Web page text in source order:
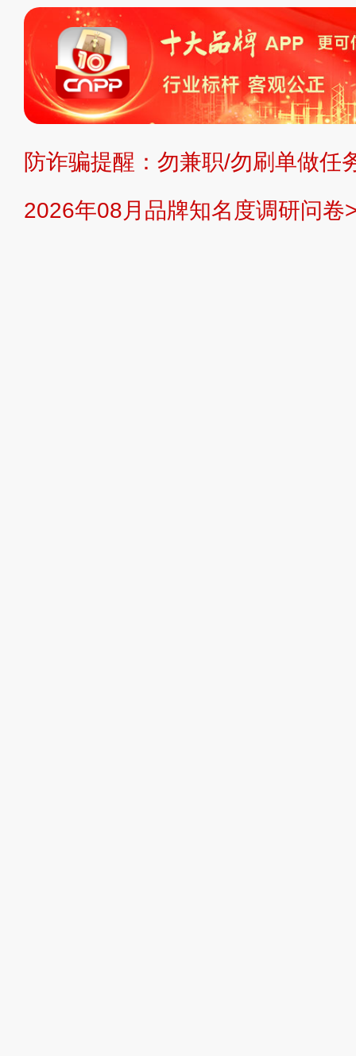
标、LOGO 等）知识产权归本站所
复制、转载、商用。本站不生产产
不代理、不招商、不提供中介服务。
持投资购买的观点或意见，页面信息
提交说明： 快速提交发布>> 提交品
防诈骗提醒：勿兼职/勿刷单做任
2026年08月品牌知名度调研问卷